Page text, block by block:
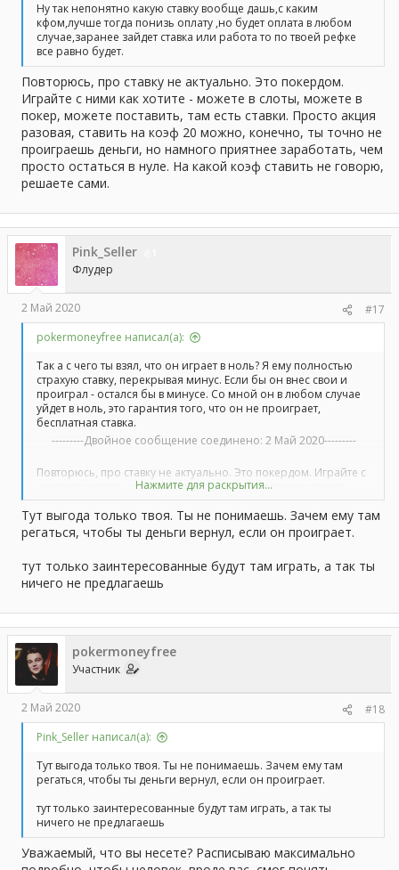
Ну так непонятно какую ставку вообще дашь,с каким
кфом,лучше тогда понизь оплату ,но будет оплата в любом
случае,заранее зайдет ставка или работа то по твоей рефке
все равно будет.
Повторюсь, про ставку не актуально. Это покердом.
Играйте с ними как хотите - можете в слоты, можете в
покер, можете поставить, там есть ставки. Просто акция
разовая, ставить на коэф 20 можно, конечно, ты точно не
проиграешь деньги, но намного приятнее заработать, чем
просто остаться в нуле. На какой коэф ставить не говорю,
решаете сами.
Pink_Seller
Флудер
2 Май 2020
#17
pokermoneyfree написал(а):
Так а с чего ты взял, что он играет в ноль? Я ему полностью
страхую ставку, перекрывая минус. Если бы он внес свои и
проиграл - остался бы в минусе. Со мной он в любом случае
уйдет в ноль, это гарантия того, что он не проиграет,
бесплатная ставка.
---------Двойное сообщение соединено: 2 Май 2020---------
Повторюсь, про ставку не актуально. Это покердом. Играйте с
ними как хотите - можете в слоты, можете в покер, можете
поставить, там есть ставки. Просто акция разовая, ставить на
коэф 20 можно, конечно, ты точно не проиграешь деньги, но
намного приятнее заработать, чем просто остаться в нуле. На
какой коэф ставить не говорю, решаете сами.
Нажмите для раскрытия...
Тут выгода только твоя. Ты не понимаешь. Зачем ему там
регаться, чтобы ты деньги вернул, если он проиграет.
тут только заинтересованные будут там играть, а так ты
ничего не предлагаешь
pokermoneyfree
Участник
2 Май 2020
#18
Pink_Seller написал(а):
Тут выгода только твоя. Ты не понимаешь. Зачем ему там
регаться, чтобы ты деньги вернул, если он проиграет.
тут только заинтересованные будут там играть, а так ты
ничего не предлагаешь
Уважаемый, что вы несете? Расписываю максимально